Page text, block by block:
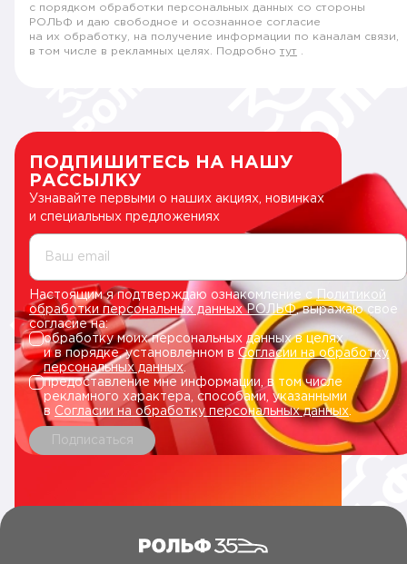
с порядком обработки персональных данных со стороны
РОЛЬФ и даю свободное и осознанное согласие
на их обработку, на получение информации по каналам связи,
в том числе в рекламных целях. Подробно тут
ПОДПИШИТЕСЬ НА НАШУ
РАССЫЛКУ
Узнавайте первыми о наших акциях, новинках
и специальных предложениях
Ваш email
Настоящим я подтверждаю ознакомление сПолитикой
обработки персональных данных РОЛЬФ, выражаю свое
согласие на:
обработку моих персональных данных в целях
и в порядке, установленном в Согласии на обработку
персональных данных.
предоставление мне информации, в том числе
рекламного характера, способами, указанными
в Согласии на обработку персональных данных
Подписаться